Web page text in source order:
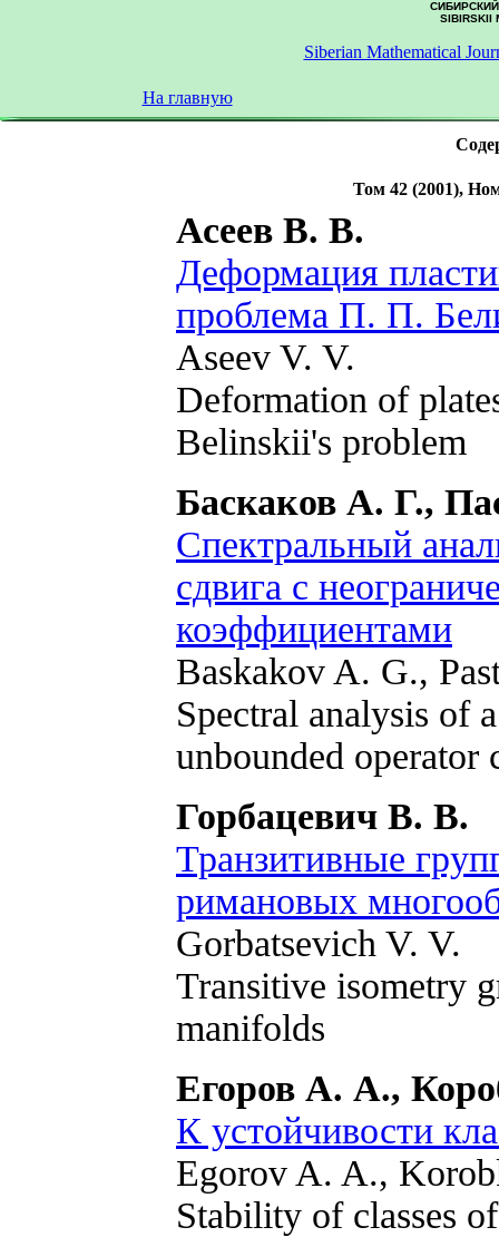
SIBIRSKII
Siberian Mathematical
На главную
Том 42 (2001),
Асеев В. В.
Деформация
проблема П. П.
Aseev V. V.
Deformation of
Belinskii's problem
Баскаков А. Г.,
Спектральный
сдвига с
коэффициентами
Baskakov A. G.,
Spectral analysis of
unbounded operator
Горбацевич В. В.
Транзитивные
римановых
Gorbatsevich V. V.
Transitive isometry
manifolds
Егоров А. А.,
К устойчивости
Egorov A. A.,
Stability of classes